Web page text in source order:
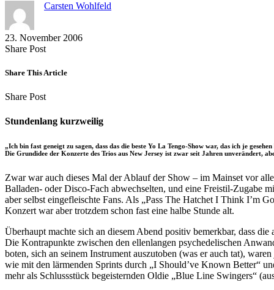
Carsten Wohlfeld
23. November 2006
Share PostShare
Facebook
Copy
to
Send
via
Share This Article
Share PostShare
Facebook
Copy
to
clipboard
Send
via
eMail
Stundenlang kurzweilig
„Ich bin fast geneigt zu sagen, dass das die beste Yo La Tengo-Show war, das ich je
Die Grundidee der Konzerte des Trios aus New Jersey ist zwar seit Jahren unverändert,
Zwar war auch dieses Mal der Ablauf der Show – im Mainset vor
Balladen- oder Disco-Fach abwechselten, und eine Freistil-Zugabe
aber selbst eingefleischte Fans. Als „Pass The Hatchet I Think I’m
Konzert war aber trotzdem schon fast eine halbe Stunde alt.
Überhaupt machte sich an diesem Abend positiv bemerkbar, dass
Die Kontrapunkte zwischen den ellenlangen psychedelischen
boten, sich an seinem Instrument auszutoben (was er auch tat),
wie mit den lärmenden Sprints durch „I Should’ve Known Better“
mehr als Schlussstück begeisternden Oldie „Blue Line Swingers“